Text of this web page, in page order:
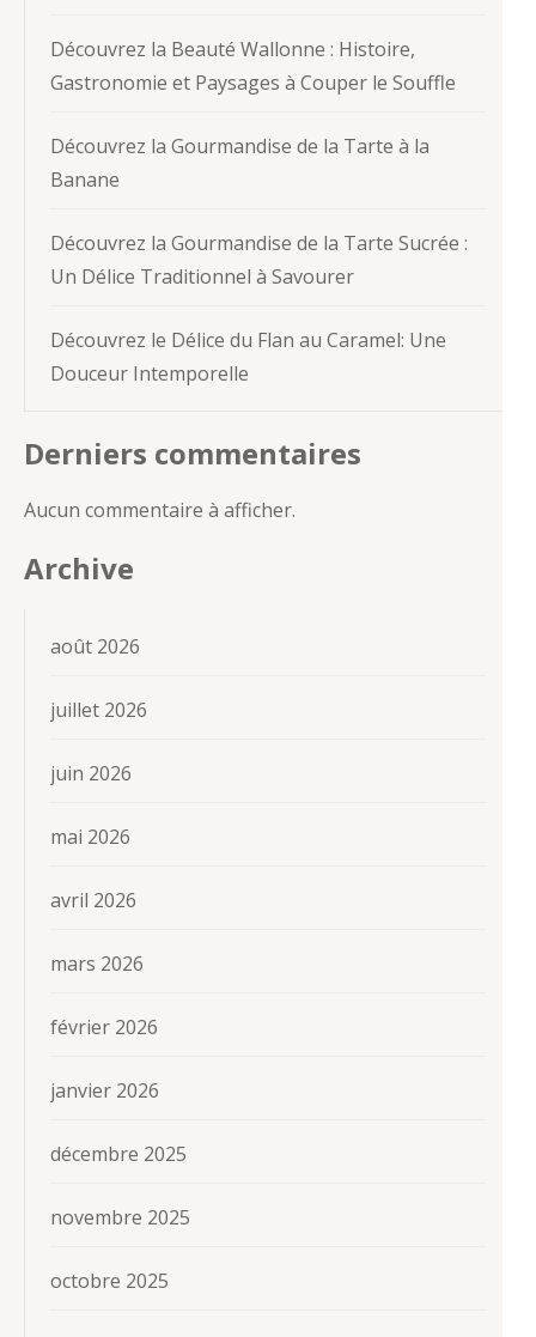
Découvrez la Beauté Wallonne : Histoire,
Gastronomie et Paysages à Couper le Souffle
Découvrez la Gourmandise de la Tarte à la
Banane
Découvrez la Gourmandise de la Tarte Sucrée :
Un Délice Traditionnel à Savourer
Découvrez le Délice du Flan au Caramel: Une
Douceur Intemporelle
Derniers commentaires
Aucun commentaire à afficher.
Archive
août 2026
juillet 2026
juin 2026
mai 2026
avril 2026
mars 2026
février 2026
janvier 2026
décembre 2025
novembre 2025
octobre 2025